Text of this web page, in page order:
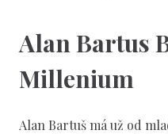
Alan Bartus
Millenium
Alan Bartuš má už od